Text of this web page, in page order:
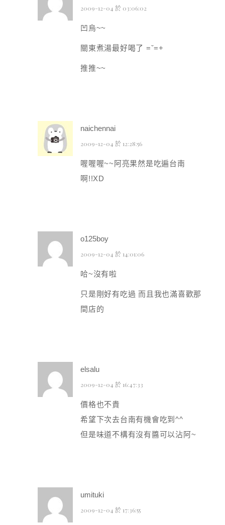
2009-12-04 於 03:06:02
凹烏~~
關東煮湯最好喝了 =ˇ=+
推推~~
naichennai
2009-12-04 於 12:28:56
喔喔喔~~阿亮果然是吃遍台南
啊!!XD
o125boy
2009-12-04 於 14:01:06
哈~沒有啦
只是剛好有吃過 而且我也滿喜歡那
間店的
elsalu
2009-12-04 於 16:47:33
價格也不貴
希望下次去台南有機會吃到^^
但是味道不構有沒有醬可以沾阿~
umituki
2009-12-04 於 17:36:55